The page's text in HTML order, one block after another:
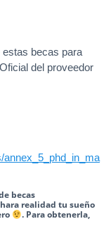
becas para
del proveedor
annex_5_phd_in_ma
becas
realidad tu sueño
. Para obtenerla,